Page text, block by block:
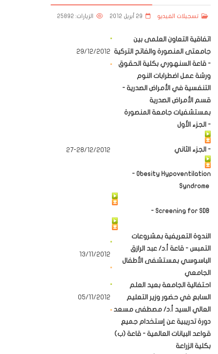
تسجيلات الفيديو 29 أبريل 2012 الزيارات: 25892
اتفاقية التعاون العلمى بين
جامعتى المنصورة والفاتح التركية
- قاعة السنهوري بكلية الحقوق
29/12/2012
ورشة عمل اضطرابات النوم
التنفسية في الأمراض الصدرية -
قسم الأمراض الصدرية
بمستشفيات جامعة المنصورة
- الجزء الأول
- الجزء الثاني
- Obesity Hypoventilation
Syndrome
- Screening for SDB
27-28/12/2012
الندوة التعريفية بمشروعات
التمبس - قاعة أ.د/ عبد الرازق
الباسوسي بمستشفى الأطفال
الجامعي
13/11/2012
احتفالية الجامعة بعيد العلم
السابع في حضور وزير التعليم
العالي السيد أ.د/ مصطفى مسعد
05/11/2012
دورة تدريبية عن إستخدام جميع
قواعد البيانات العالمية - قاعة (ب)
بكلية الزراعة